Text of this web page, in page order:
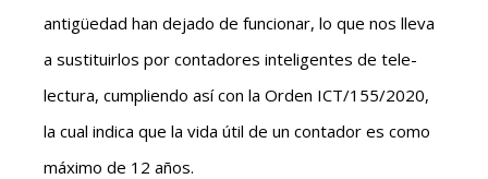
antigüedad han dejado de funcionar, lo que nos lleva
a sustituirlos por contadores inteligentes de tele-
lectura, cumpliendo así con la Orden ICT/155/2020,
la cual indica que la vida útil de un contador es como
máximo de 12 años.